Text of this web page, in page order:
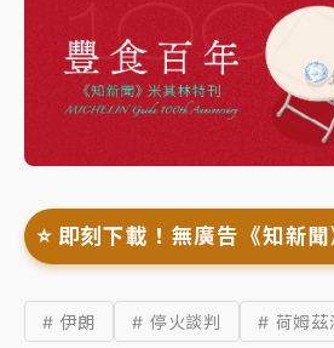
⭐️ 即刻下載！無廣告《知新
# 伊朗 # 停火談判 # 荷姆茲